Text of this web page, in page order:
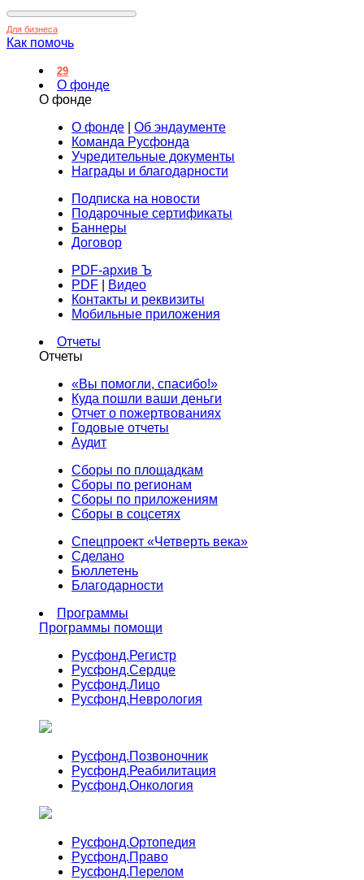
Для бизнеса
Как помочь
29
О фонде
О фонде
О фонде
Об эндаументе
Команда Русфонда
Учредительные документы
Награды и благодарности
Подписка на новости
Подарочные сертификаты
Баннеры
Договор
PDF-архив Ъ
PDF
Видео
Контакты и реквизиты
Мобильные приложения
Отчеты
Отчеты
«Вы помогли, спасибо!»
Куда пошли ваши деньги
Отчет о пожертвованиях
Годовые отчеты
Аудит
Сборы по площадкам
Сборы по регионам
Сборы по приложениям
Сборы в соцсетях
Спецпроект «Четверть века»
Сделано
Бюллетень
Благодарности
Программы
Программы помощи
Русфонд.Регистр
Русфонд.Сердце
Русфонд.Лицо
Русфонд.Неврология
Русфонд.Позвоночник
Русфонд.Реабилитация
Русфонд.Онкология
Русфонд.Ортопедия
Русфонд.Право
Русфонд.Перелом